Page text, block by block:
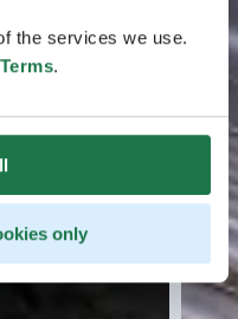
the services we use.
.
only